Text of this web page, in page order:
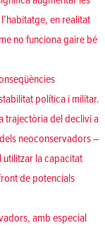
en realitat
no funciona gaire bé
política i militar.
trajectòria del declivi a
neoconservadors –
utilitzar la capacitat
de potencials
amb especial